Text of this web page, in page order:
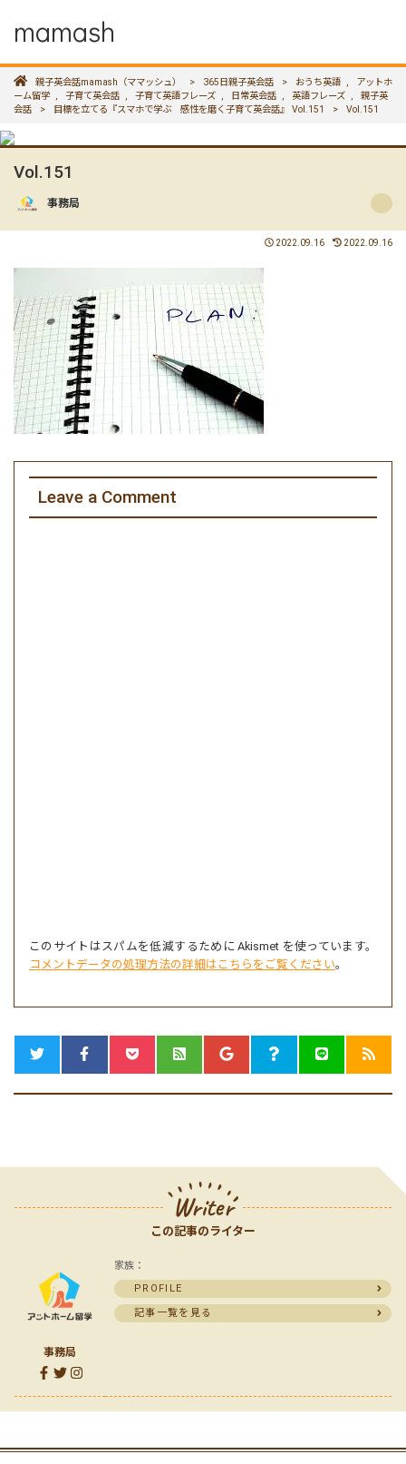
mamash
親子英会話mamash（ママッシュ） > 365日親子英会話 > おうち英語 ,
アットホ
ーム留学 , 子育て英会話 , 子育て英語フレーズ , 日常英会話 , 英語フレーズ ,
親子英
会話
> 目標を立てる『スマホで学ぶ 感性を磨く子育て英会話』 Vol.151 > Vol.151
Vol.151
事務局
2022.09.16 2022.09.16
Leave a Comment
このサイトはスパムを低減するために Akismet を使っています。
コメントデータの処理方法の詳細はこちらをご覧ください。
Writer
この記事のライター
事務局
家族：
PROFILE
記事一覧を見る